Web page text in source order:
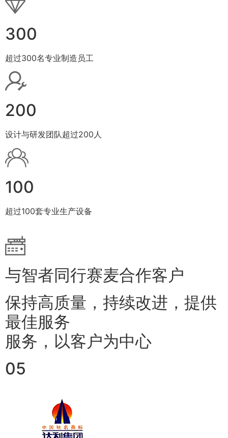
300
超过300名专业制造员工
200
设计与研发团队超过200人
100
超过100套专业生产设备
与智者同行赛麦合作客户
保持高质量，持续改进，提供
最佳服务
服务，以客户为中心
05